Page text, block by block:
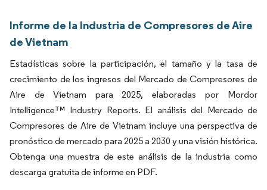
Informe de la Industria de Compresores de Aire
de Vietnam
Estadísticas sobre la participación, el tamaño y la tasa de
crecimiento de los ingresos del Mercado de Compresores de
Aire de Vietnam para 2025, elaboradas por Mordor
Intelligence™ Industry Reports. El análisis del Mercado de
Compresores de Aire de Vietnam incluye una perspectiva de
pronóstico de mercado para 2025 a 2030 y una visión histórica.
Obtenga una muestra de este análisis de la industria como
descarga gratuita de informe en PDF.